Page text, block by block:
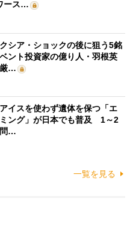
ース…
クシア・ショックの後に狙う5銘
ント投資家の億り人・羽根英
…
イスを使わず遺体を保つ「エ
ング」が日本でも普及 1～2
…
一覧を見る